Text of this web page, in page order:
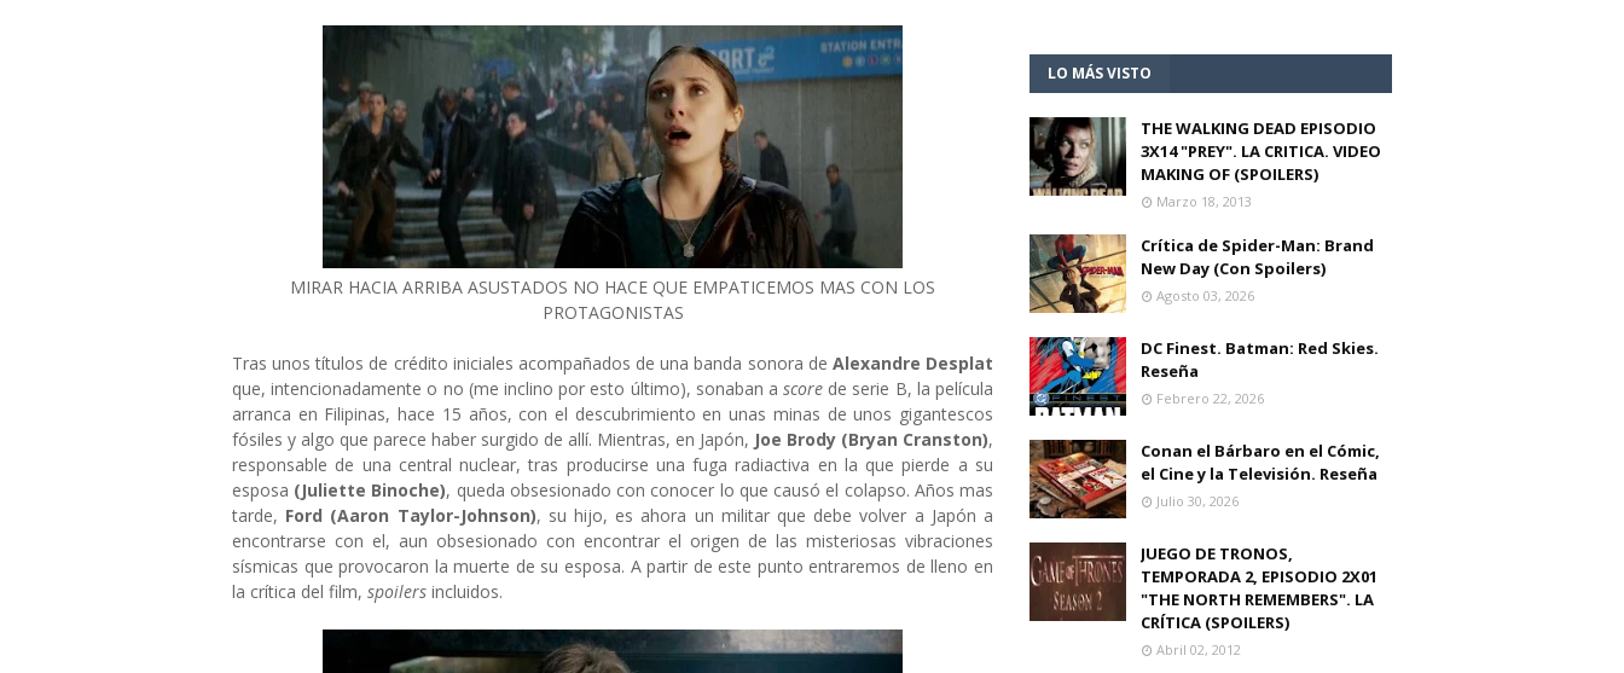
MIRAR HACIA ARRIBA ASUSTADOS NO HACE QUE EMPATICEMOS MAS CON LOS
PROTAGONISTAS
Tras unos títulos de crédito iniciales acompañados de una banda sonora de Alexandre Desplat
que, intencionadamente o no (me inclino por esto último), sonaban ascore de serie B, la película
arranca en Filipinas, hace 15 años, con el descubrimiento en unas minas de unos gigantescos
fósiles y algo que parece haber surgido de allí. Mientras, en Japón, Joe Brody (Bryan Cranston),
responsable de una central nuclear, tras producirse una fuga radiactiva en la que pierde a su
esposa (Juliette Binoche), queda obsesionado con conocer lo que causó el colapso. Años mas
tarde, Ford (Aaron Taylor-Johnson), su hijo, es ahora un militar que debe volver a Japón a
encontrarse con el, aun obsesionado con encontrar el origen de las misteriosas vibraciones
sísmicas que provocaron la muerte de su esposa. A partir de este punto entraremos de lleno en
la crítica del film, spoilers incluidos.
LO MÁS VISTO
THE WALKING DEAD EPISODIO
3X14 "PREY". LA CRITICA. VIDEO
MAKING OF (SPOILERS)
Marzo 18, 2013
Crítica de Spider-Man: Brand
New Day (Con Spoilers)
Agosto 03, 2026
DC Finest. Batman: Red Skies.
Reseña
Febrero 22, 2026
Conan el Bárbaro en el Cómic,
el Cine y la Televisión. Reseña
Julio 30, 2026
JUEGO DE TRONOS,
TEMPORADA 2, EPISODIO 2X01
"THE NORTH REMEMBERS". LA
CRÍTICA (SPOILERS)
Abril 02, 2012